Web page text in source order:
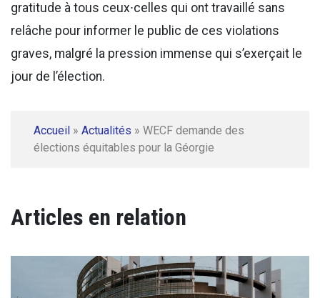
gratitude à tous ceux∙celles qui ont travaillé sans
relâche pour informer le public de ces violations
graves, malgré la pression immense qui s’exerçait le
jour de l’élection.
Accueil » Actualités » WECF demande des
élections équitables pour la Géorgie
Articles en relation